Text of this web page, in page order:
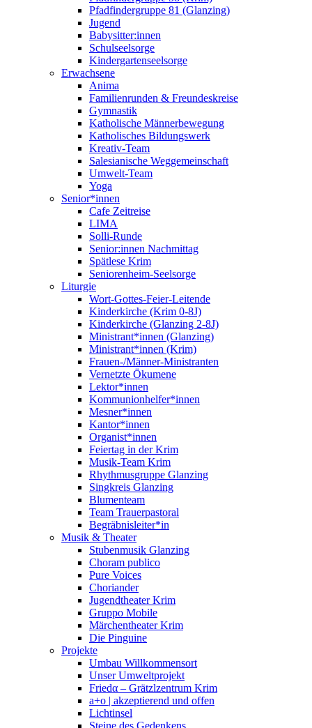
Pfadfindergruppe 81 (Glanzing)
Jugend
Babysitter:innen
Schulseelsorge
Kindergartenseelsorge
Erwachsene
Anima
Familienrunden & Freundeskreise
Gymnastik
Katholische Männerbewegung
Katholisches Bildungswerk
Kreativ-Team
Salesianische Weggemeinschaft
Umwelt-Team
Yoga
Senior*innen
Cafe Zeitreise
LIMA
Solli-Runde
Senior:innen Nachmittag
Spätlese Krim
Seniorenheim-Seelsorge
Liturgie
Wort-Gottes-Feier-Leitende
Kinderkirche (Krim 0-8J)
Kinderkirche (Glanzing 2-8J)
Ministrant*innen (Glanzing)
Ministrant*innen (Krim)
Frauen-/Männer-Ministranten
Vernetzte Ökumene
Lektor*innen
Kommunionhelfer*innen
Mesner*innen
Kantor*innen
Organist*innen
Feiertag in der Krim
Musik-Team Krim
Rhythmusgruppe Glanzing
Singkreis Glanzing
Blumenteam
Team Trauerpastoral
Begräbnisleiter*in
Musik & Theater
Stubenmusik Glanzing
Choram publico
Pure Voices
Choriander
Jugendtheater Krim
Gruppo Mobile
Märchentheater Krim
Die Pinguine
Projekte
Umbau Willkommensort
Unser Umweltprojekt
Friedα – Grätzlzentrum Krim
a+o | akzeptierend und offen
Lichtinsel
Steine des Gedenkens